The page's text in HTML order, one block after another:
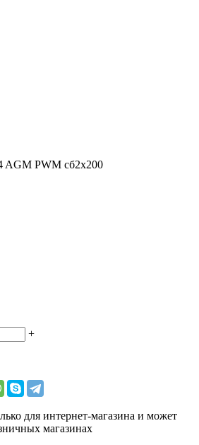
AGM PWM сб2x200
+
для интернет-магазина и может
магазинах